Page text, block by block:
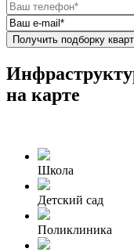
Получить подборку
на карте
Школа
Детский сад
Поликлиника